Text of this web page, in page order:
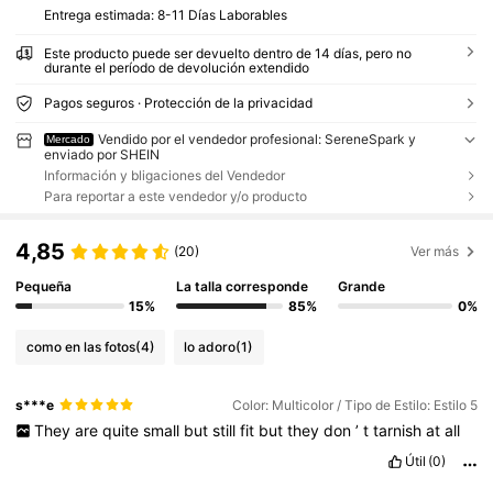
Entrega estimada: 8-11 Días Laborables
Este producto puede ser devuelto dentro de 14 días, pero no
durante el período de devolución extendido
Pagos seguros · Protección de la privacidad
Mercado
Vendido por el vendedor profesional: SereneSpark y
enviado por SHEIN
Información y bligaciones del Vendedor
Para reportar a este vendedor y/o producto
4,85 (20) Ver más
Pequeña
15%
La talla corresponde
85%
Grande
0%
como en las fotos(4) lo adoro(1)
s***e Color: Multicolor / Tipo de Estilo: Estilo 5
They are quite small but still fit but they don ’ t tarnish at all
Útil (0)